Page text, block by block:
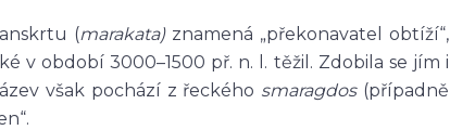
(marakata)znamená „překonavatel obtíží“,
v období 3000–1500 př. n. l. těžil. Zdobila se jím i
však pochází z řeckého smaragdos(případně